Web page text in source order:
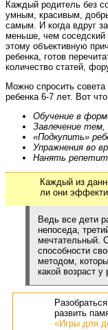
Каждый родитель без
умным, красивым,
самым. И когда вдруг
меньше, чем соседский
этому объективную
ребенка, готов
количество статей,
Можно спросить совета
ребенка 6-7 лет. Вот
Обучение в
Завлечение тем,
«Подкупить»
Упражнения во
Нанять
Каждый из
ли они
Ведь все дети
непоседа,
мечтательный.
способности
методом,
какой возраст у
развить
«Игры для